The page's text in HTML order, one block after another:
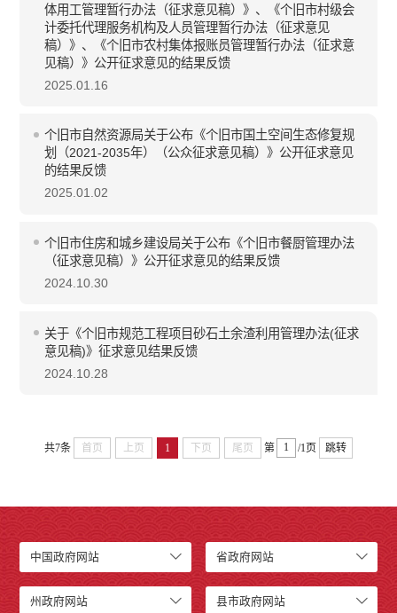
体用工管理暂行办法（征求意见稿）》、《个旧市村级会
计委托代理服务机构及人员管理暂行办法（征求意见
稿）》、《个旧市农村集体报账员管理暂行办法（征求意
见稿）》公开征求意见的结果反馈
2025.01.16
个旧市自然资源局关于公布《个旧市国土空间生态修复规
划（2021-2035年）（公众征求意见稿）》公开征求意见
的结果反馈
2025.01.02
个旧市住房和城乡建设局关于公布《个旧市餐厨管理办法
（征求意见稿）》公开征求意见的结果反馈
2024.10.30
关于《个旧市规范工程项目砂石土余渣利用管理办法(征求
意见稿)》征求意见结果反馈
2024.10.28
共7条 首页 上页 1 下页 尾页 第 /1页 跳转
中国政府网站 省政府网站
州政府网站 县市政府网站